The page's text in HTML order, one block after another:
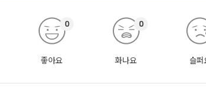
좋아요
0
화나요
0
슬퍼